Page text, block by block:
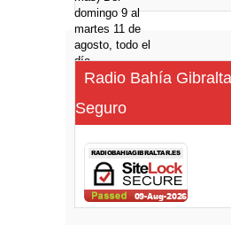
Radio Bahía
Seguro